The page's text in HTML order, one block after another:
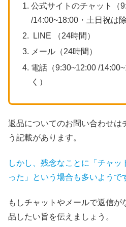
公式サイトのチャット（
/14:00~18:00・土日祝は除
LINE （24時間）
メール（24時間）
電話（9:30~12:00 /
く）
返品についてのお問い合わせは
う記載があります。
しかし、残念なことに「チャ
った」という場合も多いようで
もしチャットやメールで返信が
品したい旨を伝えましょう。